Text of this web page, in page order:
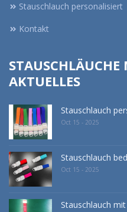
Stauschlauch personalisiert
Kontakt
STAUSCHLÄUCHE
AKTUELLES
Stauschlauch
Oct 15 - 2025
Stauschlauch
Oct 15 - 2025
Stauschlauch